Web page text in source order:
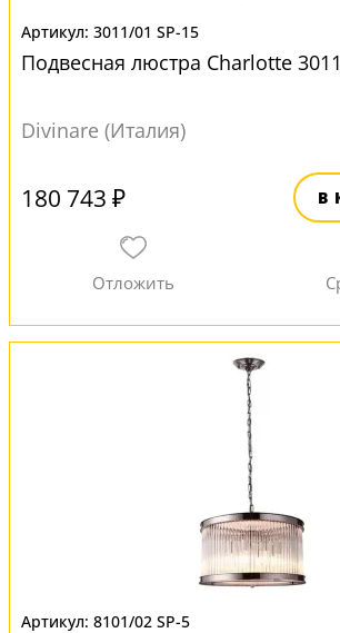
3011/01 SP-15
Подвесная люстра Charlotte
Divinare (Италия)
180 743 ₽ В
8101/02 SP-5